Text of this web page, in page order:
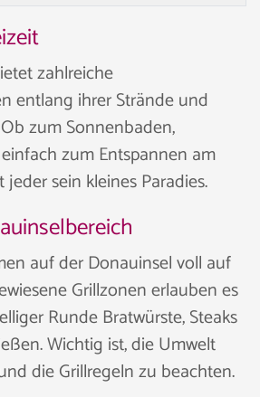
zahlreiche
entlang ihrer Strände und
zum Sonnenbaden,
zum Entspannen am
sein kleines Paradies.
auf der Donauinsel voll auf
Grillzonen erlauben es
Runde Bratwürste, Steaks
Wichtig ist, die Umwelt
die Grillregeln zu beachten.